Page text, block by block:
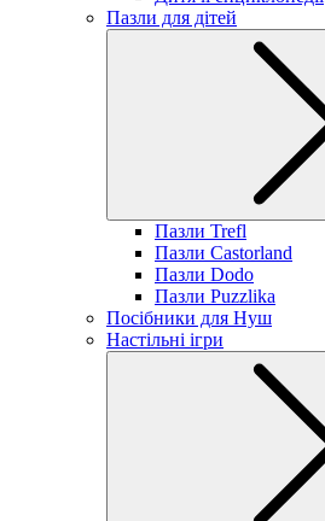
Пазли для дітей
Пазли Trefl
Пазли Castorland
Пазли Dodo
Пазли Puzzlika
Посібники для Нуш
Настільні ігри